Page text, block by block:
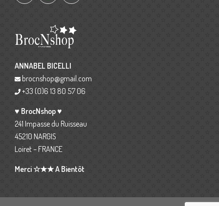
ANNABEL BICELLI
brocnshop@gmail.com
+33 (0)6 13 80 57 06
♥ BrocNshop ♥
241 Impasse du Ruisseau
45210 NARGIS
Loiret – FRANCE
Merci ☆★★ A Bientôt